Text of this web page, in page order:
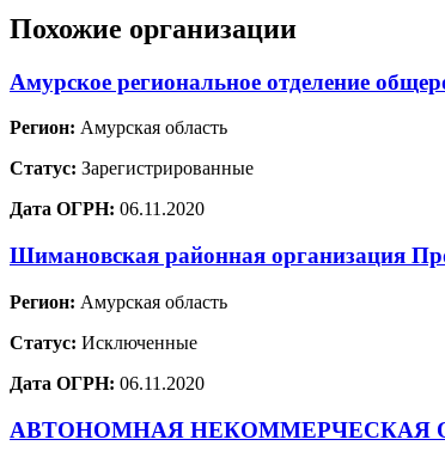
Похожие организации
Амурское региональное отделение
Регион: Амурская область
Статус: Зарегистрированные
Дата ОГРН: 06.11.2020
Шимановская районная организация
Регион: Амурская область
Статус: Исключенные
Дата ОГРН: 06.11.2020
АВТОНОМНАЯ НЕКОММЕРЧЕСКАЯ